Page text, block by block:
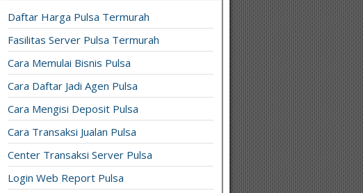
Daftar Harga Pulsa Termurah
Fasilitas Server Pulsa Termurah
Cara Memulai Bisnis Pulsa
Cara Daftar Jadi Agen Pulsa
Cara Mengisi Deposit Pulsa
Cara Transaksi Jualan Pulsa
Center Transaksi Server Pulsa
Login Web Report Pulsa